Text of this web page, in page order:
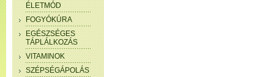
ÉLETMÓD
FOGYÓKÚRA
EGÉSZSÉGES
TÁPLÁLKOZÁS
VITAMINOK
SZÉPSÉGÁPOLÁS